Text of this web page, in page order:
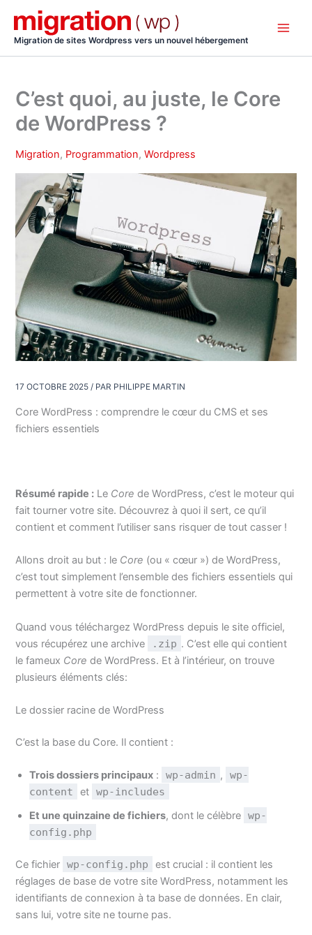
contenu
Migration de sites Wordpress vers un nouvel hébergement
C’est quoi, au juste, le Core
de WordPress ?
Migration, Programmation,Wordpress
17 OCTOBRE 2025/ PAR PHILIPPE MARTIN
Core WordPress : comprendre le cœur du CMS et ses
fichiers essentiels
Résumé rapide : Le Core de WordPress, c’est le moteur qui
fait tourner votre site. Découvrez à quoi il sert, ce qu’il
contient et comment l’utiliser sans risquer de tout casser !
Allons droit au but : le Core (ou « cœur ») de WordPress,
c’est tout simplement l’ensemble des fichiers essentiels qui
permettent à votre site de fonctionner.
Quand vous téléchargez WordPress depuis le site officiel,
vous récupérez une archive
.zip . C’est elle qui contient
le fameux Core de WordPress. Et à l’intérieur, on trouve
plusieurs éléments clés:
Le dossier racine de WordPress
C’est la base du Core. Il contient :
Trois dossiers principaux : wp-admin ,
wp-
content
et wp-includes
Et une quinzaine de fichiers, dont le célèbre
wp-
config.php
Ce fichier wp-config.php
est crucial : il contient les
réglages de base de votre site WordPress, notamment les
identifiants de connexion à ta base de données. En clair,
sans lui, votre site ne tourne pas.